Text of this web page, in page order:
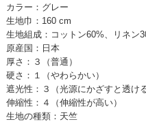
カラー：グレー
生地巾：160 cm
生地組成：コットン60%、リネン
原産国：日本
厚さ：３（普通）
硬さ：１（やわらかい）
遮光性：３（光源にかざすと透ける
伸縮性：４（伸縮性が高い）
生地の種類：天竺